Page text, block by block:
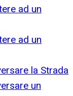
ad un
ad un
la Strada
un